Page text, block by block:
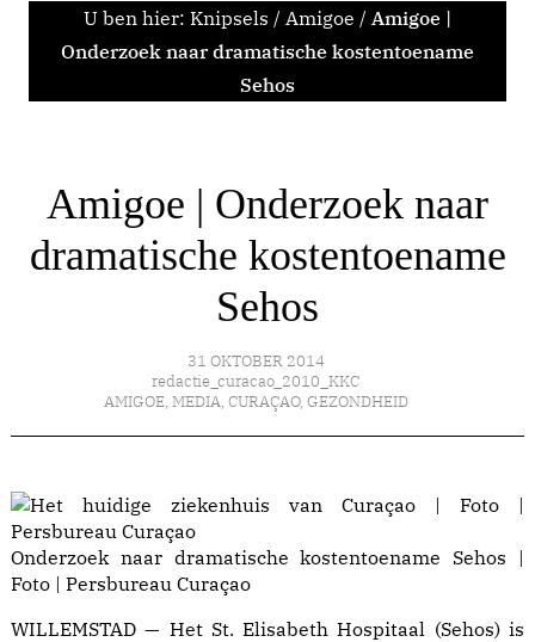
U ben hier: Knipsels / Amigoe / Amigoe |
Onderzoek naar dramatische kostentoename
Sehos
Amigoe | Onderzoek naar
dramatische kostentoename
Sehos
31 OKTOBER 2014
redactie_curacao_2010_KKC
AMIGOE, MEDIA, CURAÇAO, GEZONDHEID
Onderzoek naar dramatische kostentoename Sehos |
Foto | Persbureau Curaçao
WILLEMSTAD — Het St. Elisabeth Hospitaal (Sehos) is